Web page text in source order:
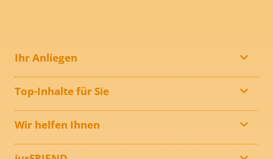
Ihr Anliegen
Top-Inhalte für Sie
Wir helfen Ihnen